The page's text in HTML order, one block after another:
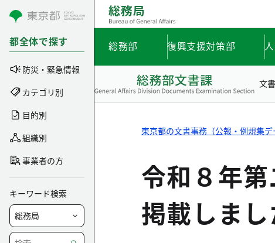
コンテンツにスキップ
都全体で探す
防災・緊急情報
カテゴリ別
目的別
組織別
事業者の方
キーワード検索
総務部 復興支援対策部
文
東京都の文書事務（公報・例規集デ
令和８年
掲載しまし